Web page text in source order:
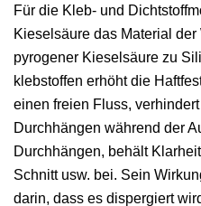
Für die Kleb- und
Kieselsäure das Material
pyrogener Kieselsäure zu
klebstoffen erhöht die
einen freien Fluss,
Durchhängen während der
Durchhängen, behält
Schnitt usw. bei. Sein
darin, dass es dispergiert